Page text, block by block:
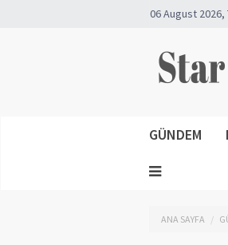
06 August
GÜNDEM
ANA SAYFA